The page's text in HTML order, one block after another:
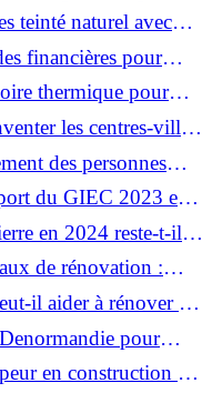
teinté naturel avec
financières pour
thermique pour
les centres-villes
des personnes
?
du GIEC 2023 et
en 2024 reste-t-il
de rénovation :
?
il aider à rénover et
pour
?
en construction et